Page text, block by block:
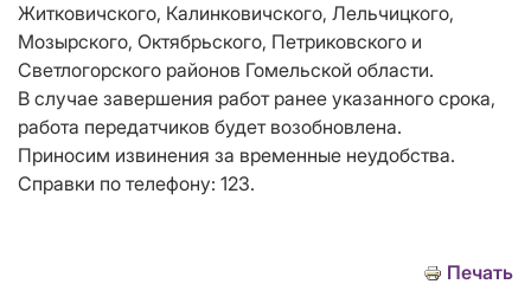
Житковичского, Калинковичского, Лельчицкого,
Мозырского, Октябрьского, Петриковского и
Светлогорского районов Гомельской области.
В случае завершения работ ранее указанного срока,
работа передатчиков будет возобновлена.
Приносим извинения за временные неудобства.
Справки по телефону: 123.
Печать